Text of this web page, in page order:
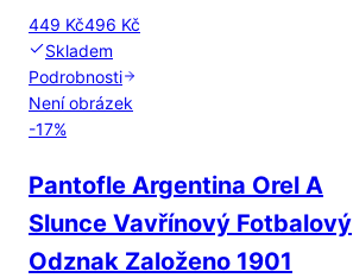
449 Kč496 Kč
Skladem
Podrobnosti
Není obrázek
-17%
Pantofle Argentina Orel A
Slunce Vavřínový Fotbalový
Odznak Založeno 1901